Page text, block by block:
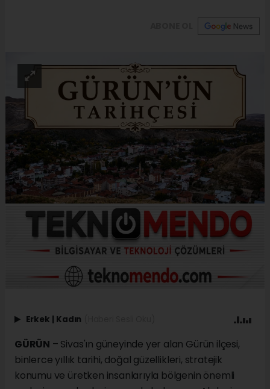
Erkek Kadın
GÜRÜN – Sivas'ın güneyinde yer alan Gürün ilçesi,
binlerce yıllık tarihi, doğal güzellikleri, stratejik
konumu ve üretken insanlarıyla bölgenin önemli